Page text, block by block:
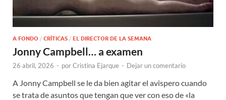
A FONDO / CRÍTICAS / EL DIRECTOR DE LA SEMANA
Jonny Campbell… a examen
26 abril, 2026 - porCristina Ejarque - Dejar un comentario
A Jonny Campbell se le da bien agitar el avispero cuando
se trata de asuntos que tengan que ver con eso de «la